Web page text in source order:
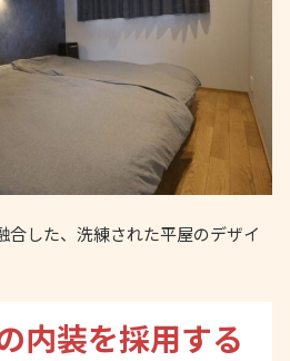
合した、洗練された平屋のデザイ
内装を採用する